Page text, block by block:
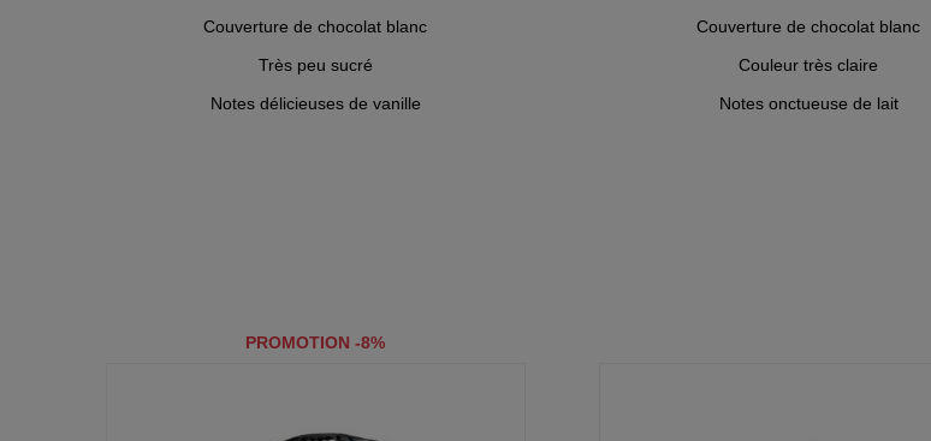
Couverture de chocolat blanc
Très peu sucré
Notes délicieuses de vanille
Couverture de chocolat blanc
Couleur très claire
Notes onctueuse de lait
PROMOTION -8%